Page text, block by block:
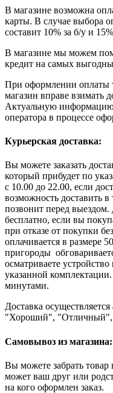
В магазине возможна
карты. В случае выбора
составит 10% за б/у и
В магазине мы можем
кредит на самых
При оформлении оплаты
магазин вправе взимать
Актуальную информацию
оператора в процессе
Курьерская доставка:
Вы можете заказать
который прибудет по
с 10.00 до 22.00, если
возможность доставить
позвонит перед выездом.
бесплатно, если вы
при отказе от покупки
оплачивается в размере
пригороды
осматриваете
указанной
минутами.
Доставка
"Хороший",
Самовывоз из магазина:
Вы можете забрать
может ваш друг или
на кого оформлен заказ.